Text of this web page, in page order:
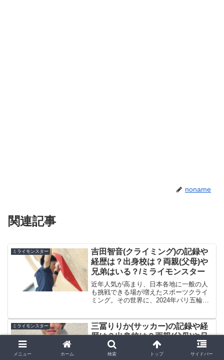
noname
関連記事
ミライモンスター
吉田智音(クライミング)の記録や
経歴は？出身校は？両親(父母)や
兄弟はいる？/ミライモンスター
近年人気が高まり、日本各地に一般の人
も挑戦できる場が増えたスポーツクライ
ミング。その世界に、2024年パリ五輪を
『ミライ☆モンスター』に出演される吉
田智音選手です。...
ミライモンスター
三冨りりか(サッカー)の記録や経
歴は？出身校は？両親(父母)や兄
弟はいる？/ミライモンスター
メニュー ホーム 検索 トップ サイドバー